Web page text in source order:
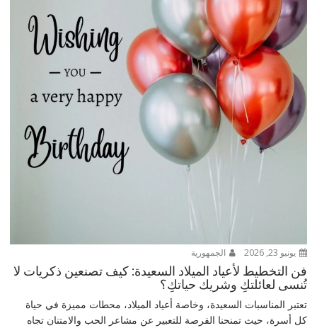
يونيو 23, 2026 الجمهورية
فن التخطيط لأعياد الميلاد السعيدة: كيف تصنعين ذكريات لا
تُنسى لعائلتكِ وشريك حياتكِ؟
تعتبر المناسبات السعيدة، وخاصة أعياد الميلاد، محطات مميزة في حياة
كل أسرة، حيث تمنحنا الفرصة للتعبير عن مشاعر الحب والامتنان تجاه